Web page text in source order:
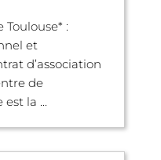
:
et
d’association
de
la ...